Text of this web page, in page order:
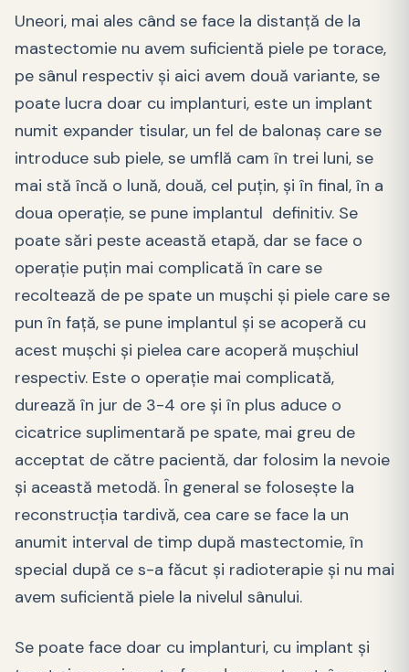
Uneori, mai ales când se face la distanță de la
mastectomie nu avem suficientă piele pe torace,
pe sânul respectiv și aici avem două variante, se
poate lucra doar cu implanturi, este un implant
numit expander tisular, un fel de balonaș care se
introduce sub piele, se umflă cam în trei luni, se
mai stă încă o lună, două, cel puțin, și în final, în a
doua operație, se pune implantul definitiv. Se
poate sări peste această etapă, dar se face o
operație puțin mai complicată în care se
recoltează de pe spate un mușchi și piele care se
pun în față, se pune implantul și se acoperă cu
acest mușchi și pielea care acoperă mușchiul
respectiv. Este o operație mai complicată,
durează în jur de 3-4 ore și în plus aduce o
cicatrice suplimentară pe spate, mai greu de
acceptat de către pacientă, dar folosim la nevoie
și această metodă. În general se folosește la
reconstrucția tardivă, cea care se face la un
anumit interval de timp după mastectomie, în
special după ce s-a făcut și radioterapie și nu mai
avem suficientă piele la nivelul sânului.
Se poate face doar cu implanturi, cu implant și